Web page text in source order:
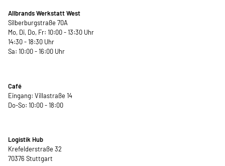
Allbrands Werkstatt West
Silberburgstraße 70A
Mo, Di, Do, Fr: 10:00 - 13:30 Uhr
14:30 - 18:30 Uhr
Sa: 10:00 - 16:00 Uhr
Café
Eingang: Villastraße 14
Do-So: 10:00 - 18:00
Logistik Hub
Krefelderstraße 32
70376 Stuttgart